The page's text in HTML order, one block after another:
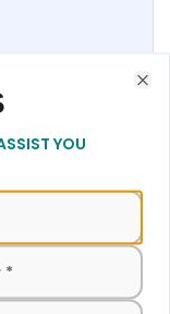
ارتفاع
for assistance
YOU